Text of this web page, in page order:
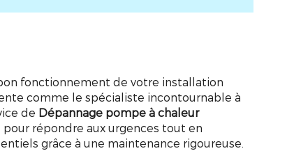
fonctionnement de votre installation
comme le spécialiste incontournable à
de Dépannage pompe à chaleur
pour répondre aux urgences tout en
grâce à une maintenance rigoureuse.